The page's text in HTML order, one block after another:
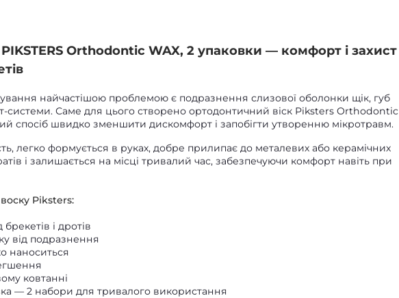
Orthodontic WAX, 2 упаковки — комфорт і захист
найчастішою проблемою є подразнення слизової оболонки щік, губ
системи. Саме для цього створено ортодонтичний віск Piksters Orthodontic
спосіб швидко зменшити дискомфорт і запобігти утворенню мікротравм.
легко формується в руках, добре прилипає до металевих або керамічних
і залишається на місці тривалий час, забезпечуючи комфорт навіть при
Piksters:
і дротів
від подразнення
наноситься
ковтанні
— 2 набори для тривалого використання